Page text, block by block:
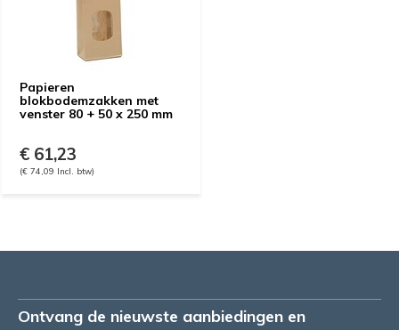
Papieren
blokbodemzakken met
venster 80 + 50 x 250 mm
€ 61,23
(€ 74,09 Incl. btw)
Ontvang de nieuwste aanbiedingen en